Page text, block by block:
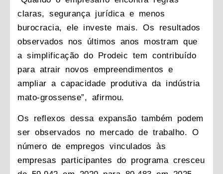
claras, segurança jurídica e menos
burocracia, ele investe mais. Os resultados
observados nos últimos anos mostram que
a simplificação do Prodeic tem contribuído
para atrair novos empreendimentos e
ampliar a capacidade produtiva da indústria
mato-grossense”, afirmou.
Os reflexos dessa expansão também podem
ser observados no mercado de trabalho. O
número de empregos vinculados às
empresas participantes do programa cresceu